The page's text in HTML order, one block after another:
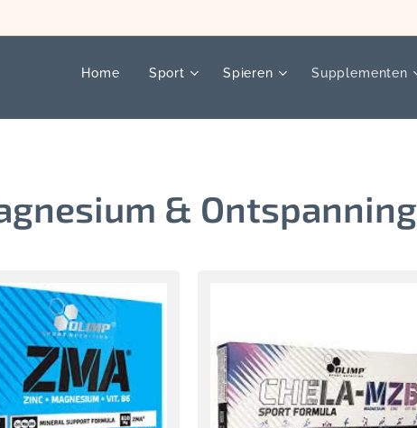
Home Sport Spieren Supplementen
& Ontspanning